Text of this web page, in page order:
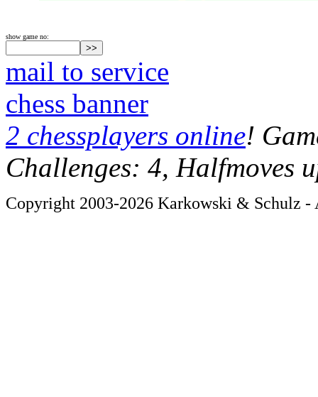
show game no:
mail to service
chess banner
2 chessplayers online!
Challenges: 4, Halfmoves
Copyright 2003-2026 Karkowski & Schulz